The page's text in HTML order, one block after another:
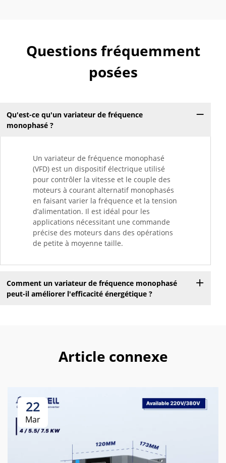
Questions fréquemment
posées
Qu'est-ce qu'un variateur de fréquence
monophasé ?
Un variateur de fréquence monophasé
(VFD) est un dispositif électrique utilisé
pour contrôler la vitesse et le couple des
moteurs à courant alternatif monophasés
en faisant varier la fréquence et la tension
d’alimentation. Il est idéal pour les
applications nécessitant une commande
précise des moteurs dans des opérations
de petite à moyenne taille.
Comment un variateur de fréquence monophasé
peut-il améliorer l'efficacité énergétique ?
Article connexe
22
Mar